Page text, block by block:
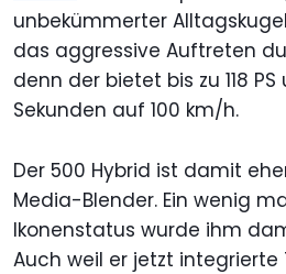
unbekümmerter
das aggressive Auftreten
denn der bietet bis zu 118
Sekunden auf 100 km/h.
Der 500 Hybrid ist damit
Media-Blender. Ein wenig
Ikonenstatus wurde ihm
Auch weil er jetzt